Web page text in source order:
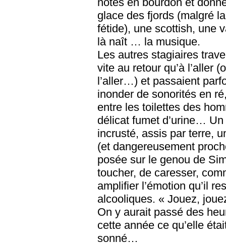
glace des fjords (malgré
fétide), une scottish, une
là naît … la musique.
Les autres stagiaires
vite au retour qu’à l’aller
l’aller…) et passaient
inonder de sonorités en
entre les toilettes des
délicat fumet d’urine…
incrusté, assis par terre,
(et dangereusement
posée sur le genou de
toucher, de caresser,
amplifier l’émotion qu’il
alcooliques. « Jouez,
On y aurait passé des
cette année ce qu’elle
sonné…